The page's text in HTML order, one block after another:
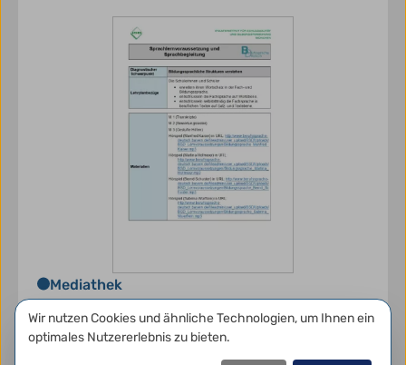
Mediathek
Lernstandsfeststellung:
Bildungssprachliche Strukturen:
Datenschutzeinstellungen
Wir nutzen Cookies und ähnliche Technologien, um Ihnen ein
optimales Nutzererlebnis zu bieten.